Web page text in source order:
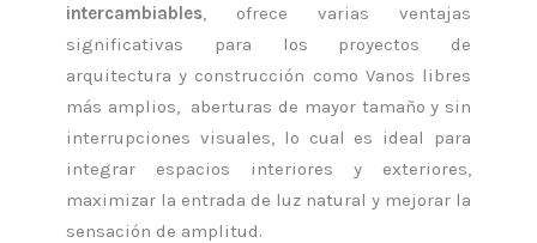
intercambiables, ofrece varias ventajas
significativas para los proyectos de
arquitectura y construcción como Vanos libres
más amplios, aberturas de mayor tamaño y sin
interrupciones visuales, lo cual es ideal para
integrar espacios interiores y exteriores,
maximizar la entrada de luz natural y mejorar la
sensación de amplitud.